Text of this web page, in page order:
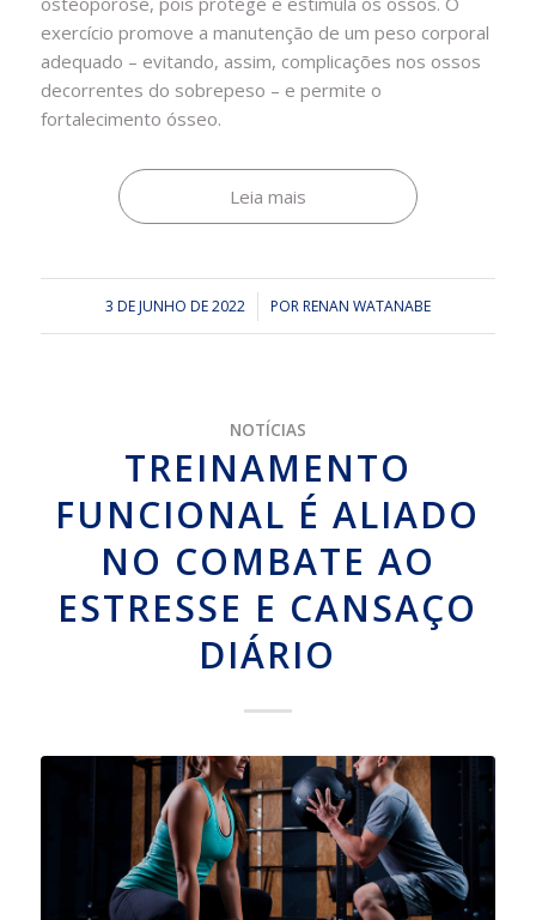
exercício promove a manutenção de um peso corporal
adequado – evitando, assim, complicações nos ossos
decorrentes do sobrepeso – e permite o
fortalecimento ósseo.
Leia mais
3 DE JUNHO DE 2022
/ PORRENAN WATANABE
NOTÍCIAS
TREINAMENTO
FUNCIONAL É ALIADO
NO COMBATE AO
ESTRESSE E CANSAÇO
DIÁRIO